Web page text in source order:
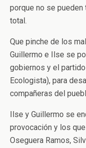
porque no se pueden
total.
Que pinche de los
Guillermo e Ilse se
gobiernos y el
Ecologista), para
compañeras del
Ilse y Guillermo se
provocación y los
Oseguera Ramos,